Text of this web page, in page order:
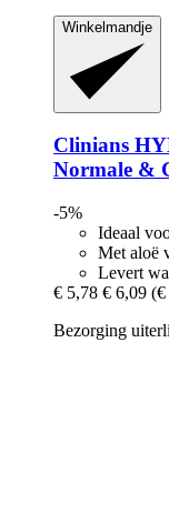
Winkelmandje
Clinians
Normale &
-5%
Ideaal
Met aloë
Levert
€ 5,78 € 6,09 (€
Bezorging